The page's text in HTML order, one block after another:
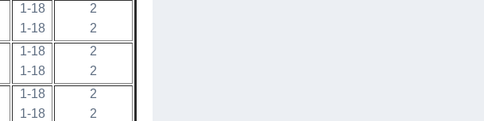
1-18
1-18
2
2
1-18
1-18
2
2
1-18
1-18
2
2